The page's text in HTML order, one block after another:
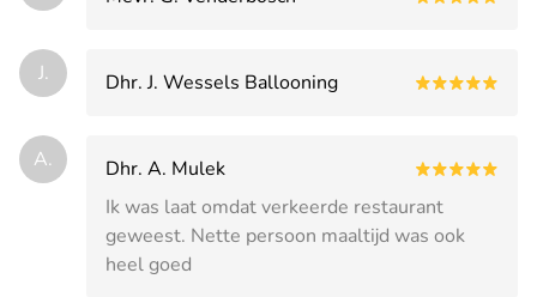
J. Dhr. J. Wessels Ballooning
A.
Dhr. A. Mulek
Ik was laat omdat verkeerde restaurant
geweest. Nette persoon maaltijd was ook
heel goed